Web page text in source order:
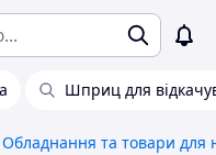
Шприц для